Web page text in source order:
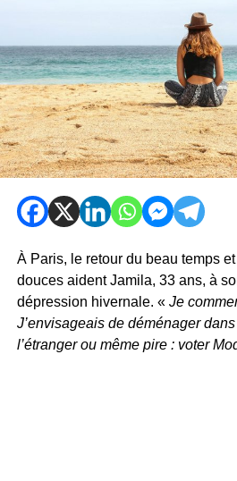
À Paris, le retour du beau temps
douces aident Jamila, 33 ans, à
dépression hivernale. « Je
J’envisageais de déménager
l’étranger ou même pire : voter